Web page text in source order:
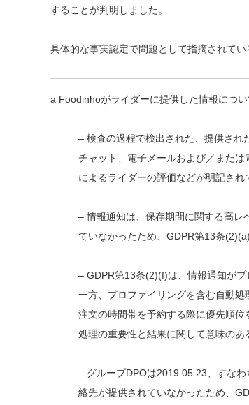
することが判明しました。
具体的な事実認定で問題として指摘されてい
a Foodinhoがライダーに提供した情報につい
– 検査の過程で検出された、提供され
チャット、電子メールおよび／また
によるライダーの評価などが明記さ
– 情報通知は、保存期間に関する高レ
ていなかったため、GDPR第13条
– GDPR第13条(2)(f)は、情報通知が
一方、プロファイリングを含む自動
注文の時間帯を予約する際に優先順
処理の重要性と結果に関して意味のあ
– グループDPOは2019.05.23、すな
絡先が提供されていなかったため、